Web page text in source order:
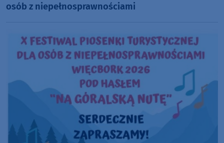
osób z niepełnosprawnościami